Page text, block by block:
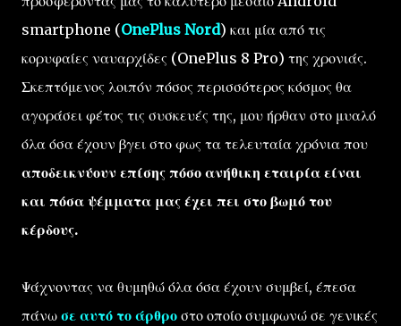
smartphone (OnePlus Nord) και μία από τις
κορυφαίες ναυαρχίδες (OnePlus 8 Pro) της χρονιάς.
Σκεπτόμενος λοιπόν πόσος περισσότερος κόσμος θα
αγοράσει φέτος τις συσκευές της, μου ήρθαν στο μυαλό
όλα όσα έχουν βγει στο φως τα τελευταία χρόνια που
αποδεικνύουν επίσης πόσο ανήθικη εταιρία είναι
και πόσα ψέμματα μας έχει πει στο βωμό του
κέρδους.
Ψάχνοντας να θυμηθώ όλα όσα έχουν συμβεί, έπεσα
πάνω σε αυτό το άρθρο στο οποίο συμφωνώ σε γενικές